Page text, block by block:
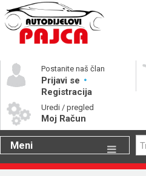
Postanite naš član
Prijavi se
Registracija
Uredi / pregled
Moj Račun
Meni
Gume